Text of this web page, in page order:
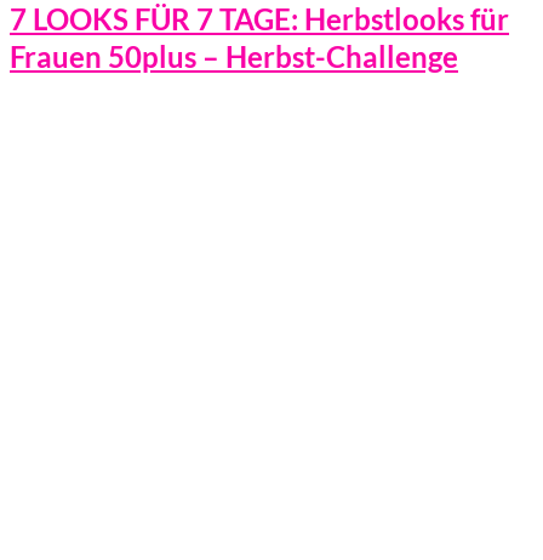
7 LOOKS FÜR 7 TAGE: Herbstlooks für
Frauen 50plus – Herbst-Challenge